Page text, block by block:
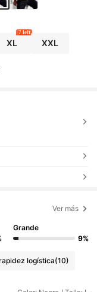
XL
7 left
XXL
Ver más
Grande
9%
logística(10)